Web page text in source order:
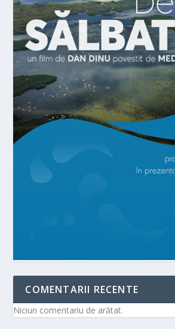
COMENTARII RECENTE
Niciun comentariu de arătat.